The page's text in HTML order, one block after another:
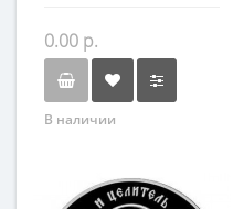
0.00 р.
В наличии